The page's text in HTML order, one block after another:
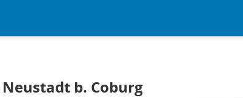
b. Coburg